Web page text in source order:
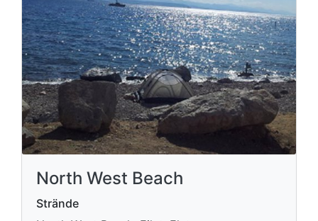
North West Beach
Strände